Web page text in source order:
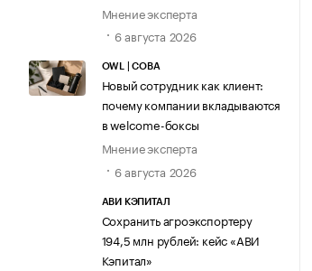
Мнение эксперта
6 августа 2026
OWL | СОВА
Новый сотрудник как клиент:
почему компании вкладываются
в welcome-боксы
Мнение эксперта
6 августа 2026
АВИ КЭПИТАЛ
Сохранить агроэкспортеру
194,5 млн рублей: кейс «АВИ
Кэпитал»